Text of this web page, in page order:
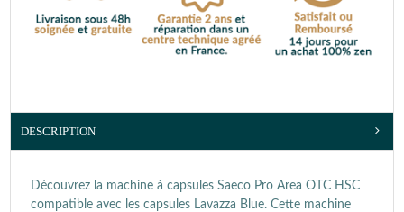
DESCRIPTION
Découvrez la machine à capsules Saeco Pro Area OTC HSC
compatible avec les capsules Lavazza Blue. Cette machine